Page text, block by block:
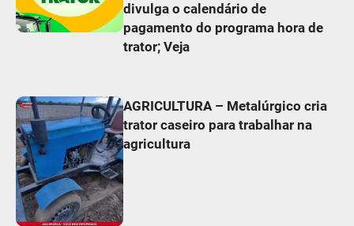
divulga o calendário de
pagamento do programa hora de
trator; Veja
AGRICULTURA – Metalúrgico cria
trator caseiro para trabalhar na
agricultura